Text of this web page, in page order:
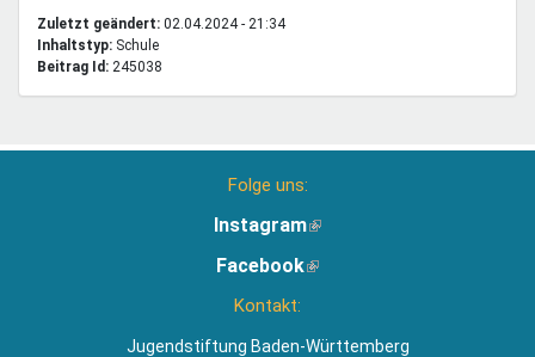
Zuletzt geändert: 02.04.2024 - 21:34
Inhaltstyp:
schule
Beitrag Id: 245038
Folge uns:
Instagram(Link
extern)
Facebook(Link
Kontakt:
Jugendstiftung Baden-Württemberg